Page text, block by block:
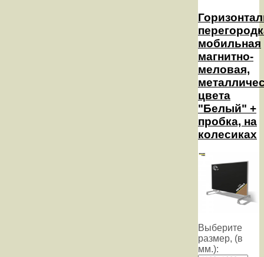
мобильная
магнитно-
меловая,
цвета
"Белый" +
пробка, на
колесиках
Выберите
размер, (в
мм.):